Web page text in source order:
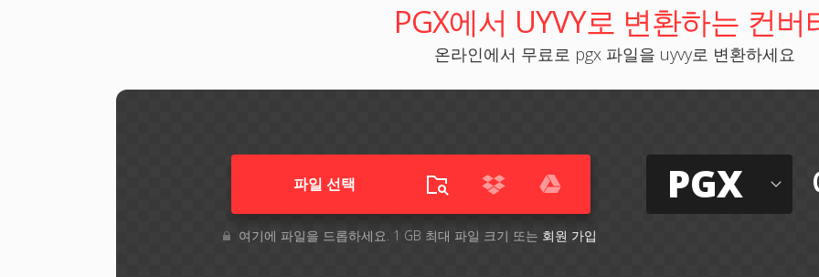
PGX에서 UYVY로 변환하는 컨버
온라인에서 무료로 pgx 파일을 uyvy로 변환하세요
파일 선택
여기에 파일을 드롭하세요. 1 GB 최대 파일 크기 또는 회원 가입
PGX